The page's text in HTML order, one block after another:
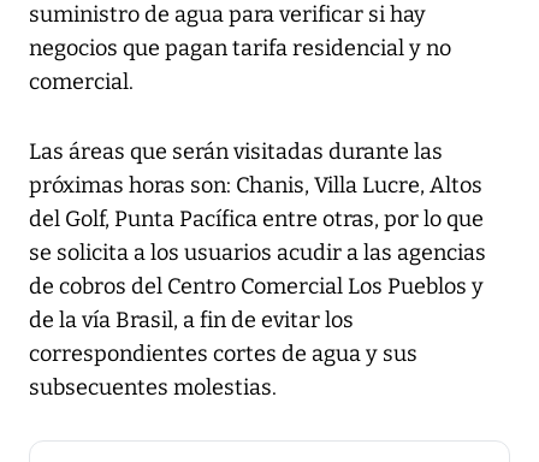
suministro de agua para verificar si hay
negocios que pagan tarifa residencial y no
comercial.
Las áreas que serán visitadas durante las
próximas horas son: Chanis, Villa Lucre, Altos
del Golf, Punta Pacífica entre otras, por lo que
se solicita a los usuarios acudir a las agencias
de cobros del Centro Comercial Los Pueblos y
de la vía Brasil, a fin de evitar los
correspondientes cortes de agua y sus
subsecuentes molestias.